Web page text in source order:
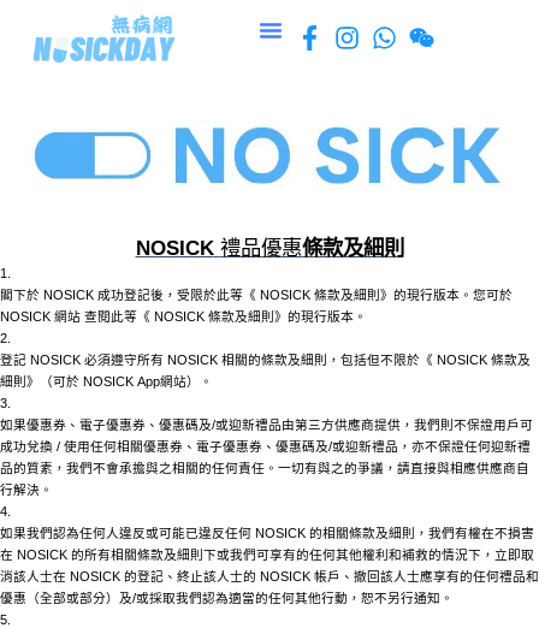
至
內
容
NOSICK 禮品優惠條款及細則
1.
閣下於 NOSICK 成功登記後，受限於此等《 NOSICK 條款及細則》的現行版本。您可於
NOSICK 網站 查閱此等《 NOSICK 條款及細則》的現行版本。
2.
登記 NOSICK 必須遵守所有 NOSICK 相關的條款及細則，包括但不限於《 NOSICK 條款及
細則》（可於 NOSICK App網站）。
3.
如果優惠券、電子優惠券、優惠碼及/或迎新禮品由第三方供應商提供，我們則不保證用戶可
成功兌換 / 使用任何相關優惠券、電子優惠券、優惠碼及/或迎新禮品，亦不保證任何迎新禮
品的質素，我們不會承擔與之相關的任何責任。一切有與之的爭議，請直接與相應供應商自
行解決。
4.
如果我們認為任何人違反或可能已違反任何 NOSICK 的相關條款及細則，我們有權在不損害
在 NOSICK 的所有相關條款及細則下或我們可享有的任何其他權利和補救的情況下，立即取
消該人士在 NOSICK 的登記、終止該人士的 NOSICK 帳戶、撤回該人士應享有的任何禮品和
優惠（全部或部分）及/或採取我們認為適當的任何其他行動，恕不另行通知。
5.